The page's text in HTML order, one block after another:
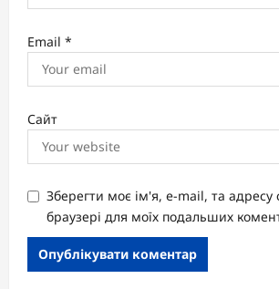
Email *
Сайт
Зберегти моє ім'я, e-mail, та адресу
браузері для моїх подальших